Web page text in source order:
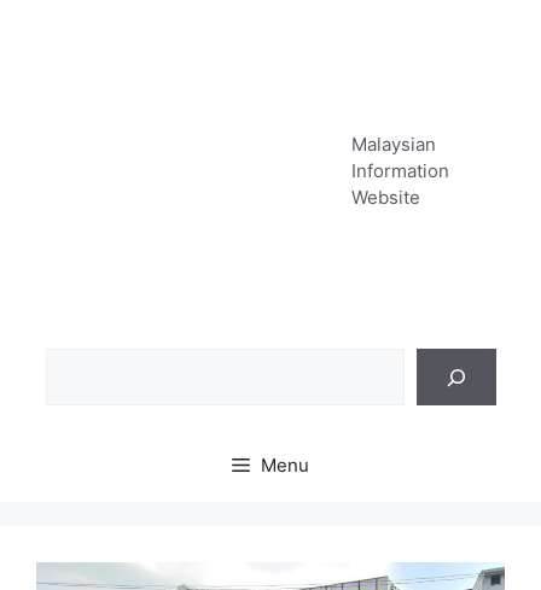
Malaysian
Information
Website
Menu